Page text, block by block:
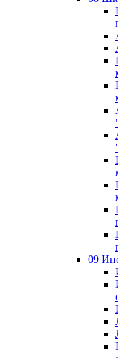
09